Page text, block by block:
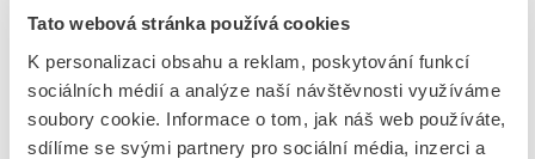
Tato webová stránka používá cookies
K personalizaci obsahu a reklam, poskytování funkcí
sociálních médií a analýze naší návštěvnosti využíváme
soubory cookie. Informace o tom, jak náš web používáte,
sdílíme se svými partnery pro sociální média, inzerci a
WAPRO Brašna 201-KRST-1 "KRISTINA" na nářadí
Kód ELFETEX
11.490.075
EAN
8595055743801